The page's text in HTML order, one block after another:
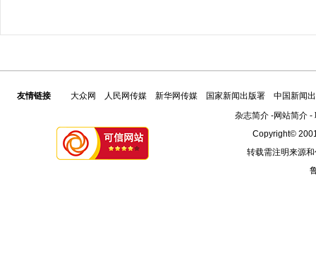
友情链接 大众网 人民网传媒 新华网传媒 国家新闻出版署
中国新闻
杂志简介-网站简介-
Copyright©
转载需注明来源